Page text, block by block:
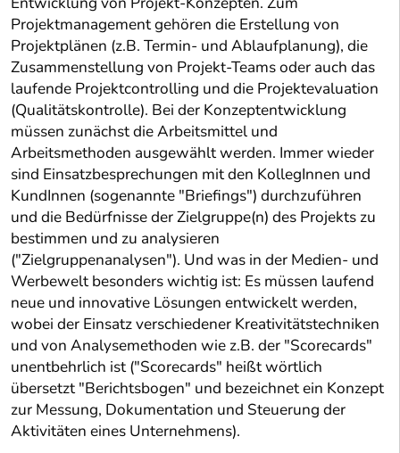
Projektmanagement gehören die Erstellung von
Projektplänen (z.B. Termin- und Ablaufplanung), die
Zusammenstellung von Projekt-Teams oder auch das
laufende Projektcontrolling und die Projektevaluation
(Qualitätskontrolle). Bei der Konzeptentwicklung
müssen zunächst die Arbeitsmittel und
Arbeitsmethoden ausgewählt werden. Immer wieder
sind Einsatzbesprechungen mit den KollegInnen und
KundInnen (sogenannte "Briefings") durchzuführen
und die Bedürfnisse der Zielgruppe(n) des Projekts zu
bestimmen und zu analysieren
("Zielgruppenanalysen"). Und was in der Medien- und
Werbewelt besonders wichtig ist: Es müssen laufend
neue und innovative Lösungen entwickelt werden,
wobei der Einsatz verschiedener Kreativitätstechniken
und von Analysemethoden wie z.B. der "Scorecards"
unentbehrlich ist ("Scorecards" heißt wörtlich
übersetzt "Berichtsbogen" und bezeichnet ein Konzept
zur Messung, Dokumentation und Steuerung der
Aktivitäten eines Unternehmens).